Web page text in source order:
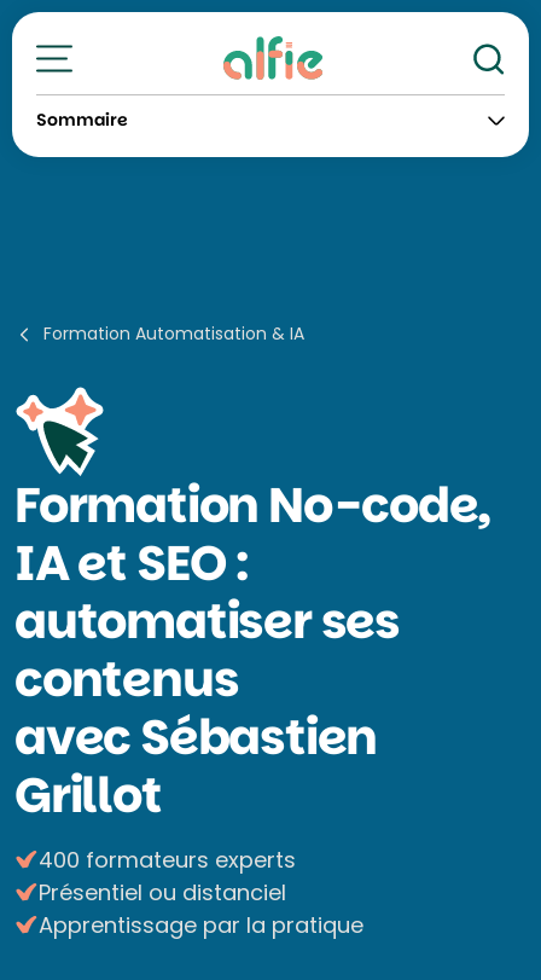
Toutes nos formations
Sommaire
Formation Automatisation & IA
FormationNo-code,
IA et SEO :
automatiser ses
contenus
avec Sébastien
Grillot
400 formateurs experts
Présentiel ou distanciel
Apprentissage par la pratique